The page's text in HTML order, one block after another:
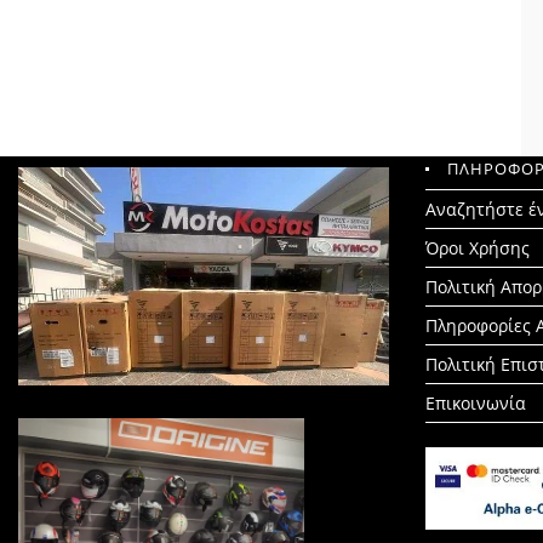
Αναζητήστε
Search
for:
Όροι Χρήσης
Πολιτική
Πληροφορίες
Πολιτική
Επικοινωνία